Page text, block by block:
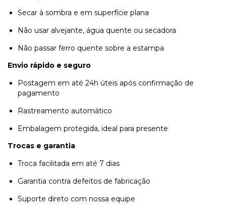
Secar à sombra e em superfície plana
Não usar alvejante, água quente ou secadora
Não passar ferro quente sobre a estampa
Envio rápido e seguro
Postagem em até 24h úteis após confirmação de
pagamento
Rastreamento automático
Embalagem protegida, ideal para presente
Trocas e garantia
Troca facilitada em até 7 dias
Garantia contra defeitos de fabricação
Suporte direto com nossa equipe